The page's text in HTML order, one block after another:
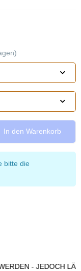
In den Warenkorb
bitte die
- JEDOCH